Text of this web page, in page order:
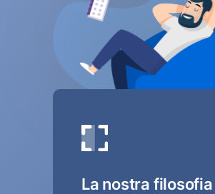
La nostra filosofia